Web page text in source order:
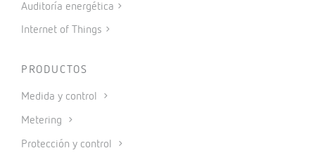
Auditoría energética
Internet of Things
PRODUCTOS
Medida y control
Metering
Protección y control